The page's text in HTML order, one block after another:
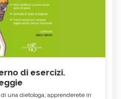
di esercizi.
una dietologa, apprenderete in